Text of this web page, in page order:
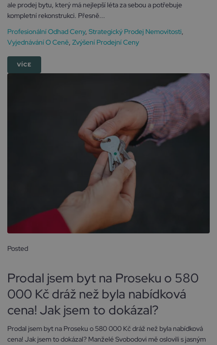
ale prodej bytu, který má nejlepší léta za sebou a potřebuje
kompletní rekonstrukci. Přesně...
Profesionální Odhad Ceny, Strategický Prodej Nemovitosti,
Vyjednávání O Ceně, Zvýšení Prodejní Ceny
VÍCE
Posted
Prodal jsem byt na Proseku o 580
000 Kč dráž než byla nabídková
cena! Jak jsem to dokázal?
Prodal jsem byt na Proseku o 580 000 Kč dráž než byla nabídková
cena! Jak jsem to dokázal? Manželé Svobodovi mě oslovili s jasným